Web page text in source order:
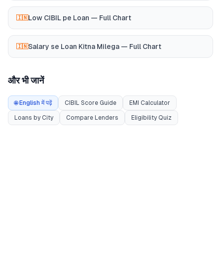
🇮🇳Low CIBIL pe Loan — Full Chart
🇮🇳Salary se Loan Kitna Milega — Full Chart
और भी जानें
🌐 English में पढ़ें CIBIL Score Guide EMI Calculator
Loans by City Compare Lenders Eligibility Quiz